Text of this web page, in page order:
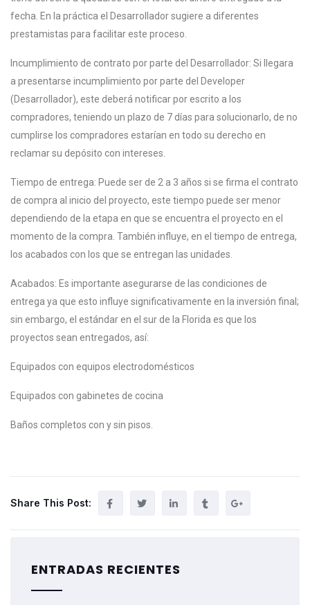
fecha. En la práctica el Desarrollador sugiere a diferentes
prestamistas para facilitar este proceso.
Incumplimiento de contrato por parte del Desarrollador: Si llegara
a presentarse incumplimiento por parte del Developer
(Desarrollador), este deberá notificar por escrito a los
compradores, teniendo un plazo de 7 días para solucionarlo, de no
cumplirse los compradores estarían en todo su derecho en
reclamar su depósito con intereses.
Tiempo de entrega: Puede ser de 2 a 3 años si se firma el contrato
de compra al inicio del proyecto, este tiempo puede ser menor
dependiendo de la etapa en que se encuentra el proyecto en el
momento de la compra. También influye, en el tiempo de entrega,
los acabados con los que se entregan las unidades.
Acabados: Es importante asegurarse de las condiciones de
entrega ya que esto influye significativamente en la inversión final;
sin embargo, el estándar en el sur de la Florida es que los
proyectos sean entregados, así:
Equipados con equipos electrodomésticos
Equipados con gabinetes de cocina
Baños completos con y sin pisos.
Share This Post:
ENTRADAS RECIENTES